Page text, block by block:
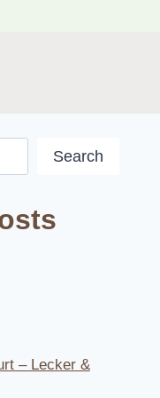
Search
– Lecker &